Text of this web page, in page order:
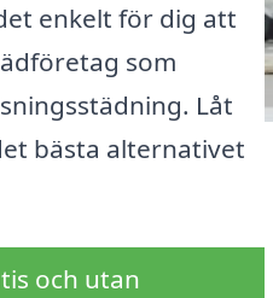
enkelt för dig att
som
Låt
bästa alternativet
och utan